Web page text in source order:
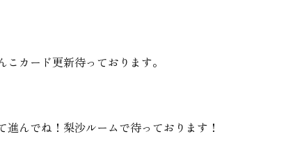
カード更新待っております。
んでね！梨沙ルームで待っております！